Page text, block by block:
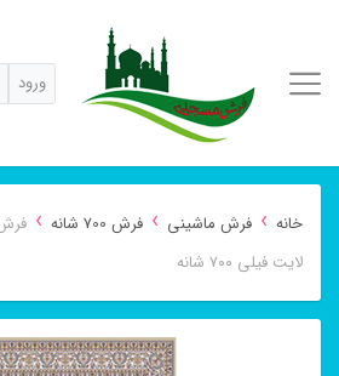
ورود
خانه › فرش ماشینی › فرش 700 شانه ›
لایت فیلی ۷۰۰ شانه